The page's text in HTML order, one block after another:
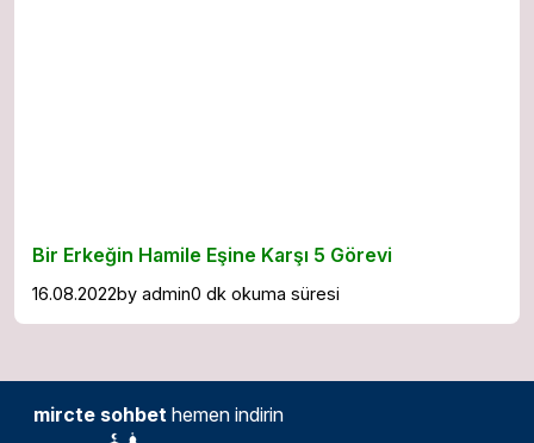
Bir Erkeğin Hamile Eşine Karşı 5 Görevi
16.08.2022by admin0 dk okuma süresi
mircte sohbet hemen indirin